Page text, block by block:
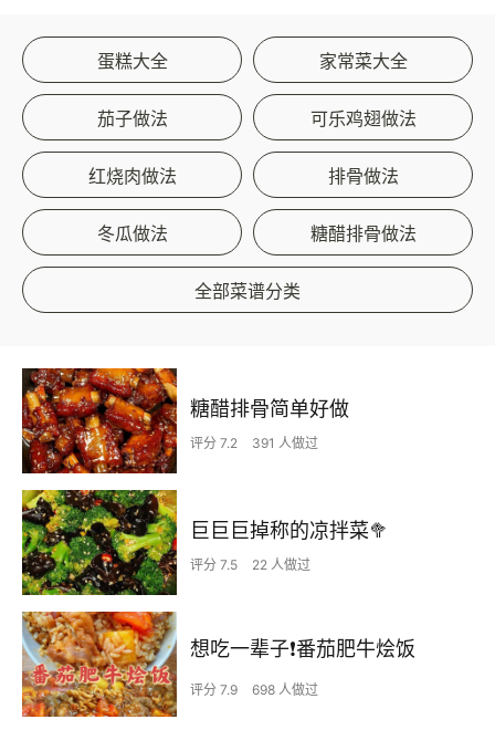
蛋糕大全 家常菜大全
茄子做法 可乐鸡翅做法
红烧肉做法 排骨做法
冬瓜做法 糖醋排骨做法
全部菜谱分类
糖醋排骨简单好做
评分 7.2 391 人做过
巨巨巨掉称的凉拌菜🥦
评分 7.5 22 人做过
想吃一辈子❗️番茄肥牛烩饭
评分 7.9 698 人做过